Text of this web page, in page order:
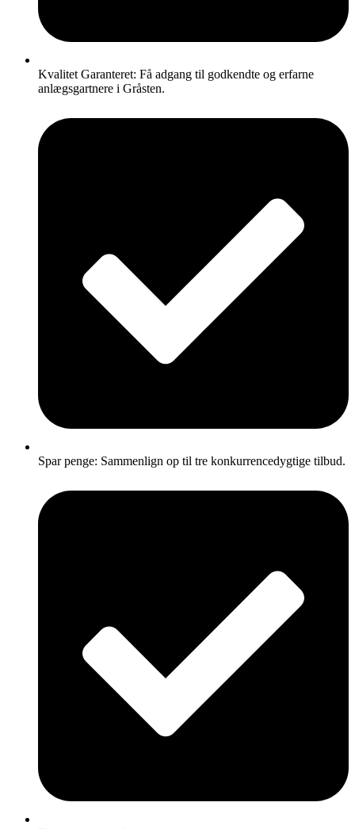
Kvalitet Garanteret: Få adgang til godkendte og erfarne
anlægsgartnere i Gråsten.
Spar penge: Sammenlign op til tre konkurrencedygtige tilbud.